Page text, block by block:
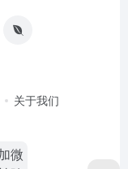
关于我们